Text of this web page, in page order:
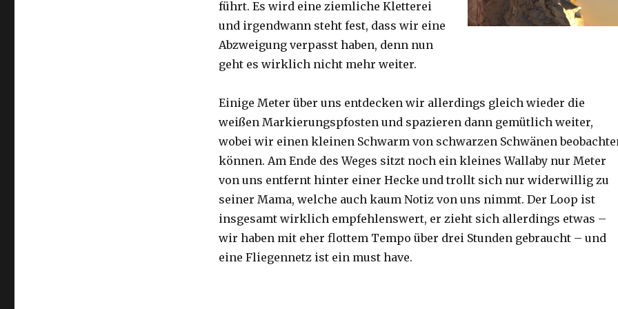
führt. Es wird eine ziemliche Kletterei
und irgendwann steht fest, dass wir eine
Abzweigung verpasst haben, denn nun
geht es wirklich nicht mehr weiter.
Einige Meter über uns entdecken wir allerdings gleich wieder die
weißen Markierungspfosten und spazieren dann gemütlich weiter,
wobei wir einen kleinen Schwarm von schwarzen Schwänen
können. Am Ende des Weges sitzt noch ein kleines Wallaby nur Meter
von uns entfernt hinter einer Hecke und trollt sich nur widerwillig zu
seiner Mama, welche auch kaum Notiz von uns nimmt. Der Loop ist
insgesamt wirklich empfehlenswert, er zieht sich allerdings etwas –
wir haben mit eher flottem Tempo über drei Stunden gebraucht – und
eine Fliegennetz ist ein must have.